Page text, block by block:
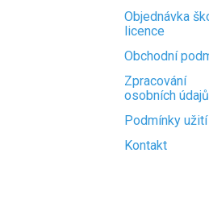
Objednávka
licence
Obchodní
Zpracování
osobních údajů
Podmínky užití
Kontakt